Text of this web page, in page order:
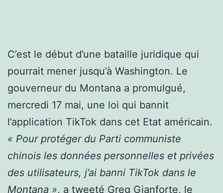
C’est le début d’une bataille juridique qui
pourrait mener jusqu’à Washington. Le
gouverneur du Montana a promulgué,
mercredi 17 mai, une loi qui bannit
l’application TikTok dans cet Etat américain.
« Pour protéger du Parti communiste
chinois les données personnelles et privées
des utilisateurs, j’ai banni TikTok dans le
Montana », a tweeté Greg Gianforte, le